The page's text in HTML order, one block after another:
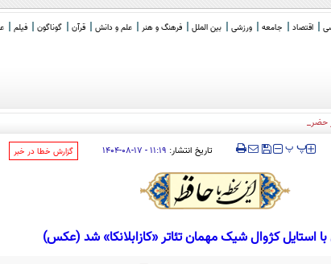
اقتصاد جامعه ورزشی بین الملل فرهنگ و هنر علم و دانش قرآن گوناگون فیلم
حضرموت
‍‍‍ پ پ تاریخ انتشار: ۱۱:۱۹ - ۱۷-۰۸-۱۴۰۴ ‌گزارش خطا در خبر
استایل کژوال شیک مهمان تئاتر «کازابلانکا» شد (عکس)